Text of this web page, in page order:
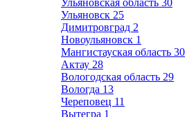
Ульяновская область 30
Ульяновск 25
Димитровград 2
Новоульяновск 1
Мангистауская область 30
Актау 28
Вологодская область 29
Вологда 13
Череповец 11
Вытегра 1